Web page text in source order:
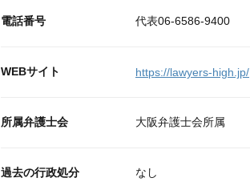
電話番号 代表06-6586-9400
WEBサイト https://lawyers-high.jp/
所属弁護士会 大阪弁護士会所属
過去の行政処分 なし